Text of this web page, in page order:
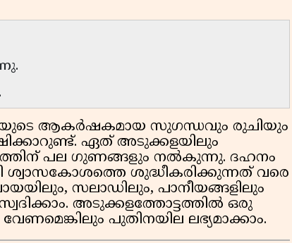
ആകർഷകമായ സുഗന്ധവും രുചിയും
ഏത് അടുക്കളയിലും
പല ഗുണങ്ങളും നൽകുന്നു. ദഹനം
ശ്വാസകോശത്തെ ശുദ്ധീകരിക്കുന്നത് വരെ
സലാഡിലും, പാനീയങ്ങളിലും
അടുക്കളത്തോട്ടത്തിൽ ഒരു
പുതിനയില ലഭ്യമാക്കാം.